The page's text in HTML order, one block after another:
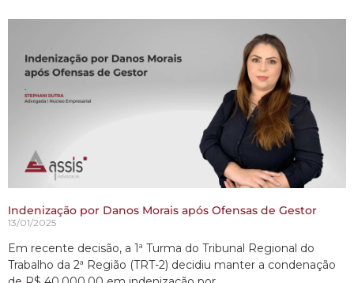
Indenização por Danos Morais após Ofensas de Gestor
13/01/2025
Em recente decisão, a 1ª Turma do Tribunal Regional do
Trabalho da 2ª Região (TRT-2) decidiu manter a condenação